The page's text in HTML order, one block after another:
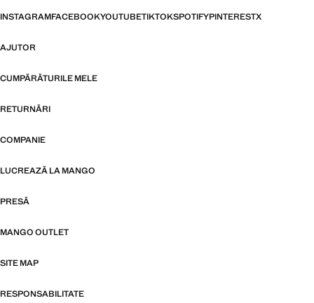
INSTAGRAMFACEBOOKYOUTUBETIKTOKSPOTIFYPINTERESTX
AJUTOR
CUMPĂRĂTURILE MELE
RETURNĂRI
COMPANIE
LUCREAZĂ LA MANGO
PRESĂ
MANGO OUTLET
SITE MAP
RESPONSABILITATE